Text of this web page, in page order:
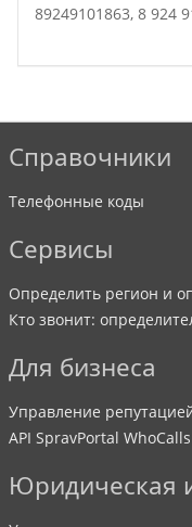
89249101863, 8 924
Справочники
Телефонные коды
Сервисы
Определить регион и
Кто звонит:
Для бизнеса
Управление
API SpravPortal WhoCalls
Юридическая